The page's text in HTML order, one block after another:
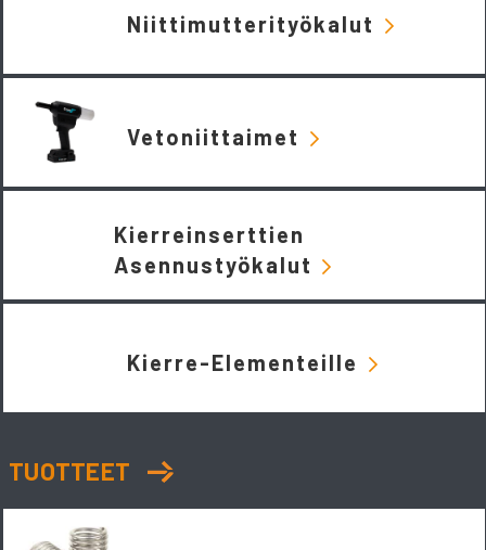
Niittimutterityökalut
Vetoniittaimet
Kierreinserttien
Asennustyökalut
Kierre-Elementeille
TUOTTEET